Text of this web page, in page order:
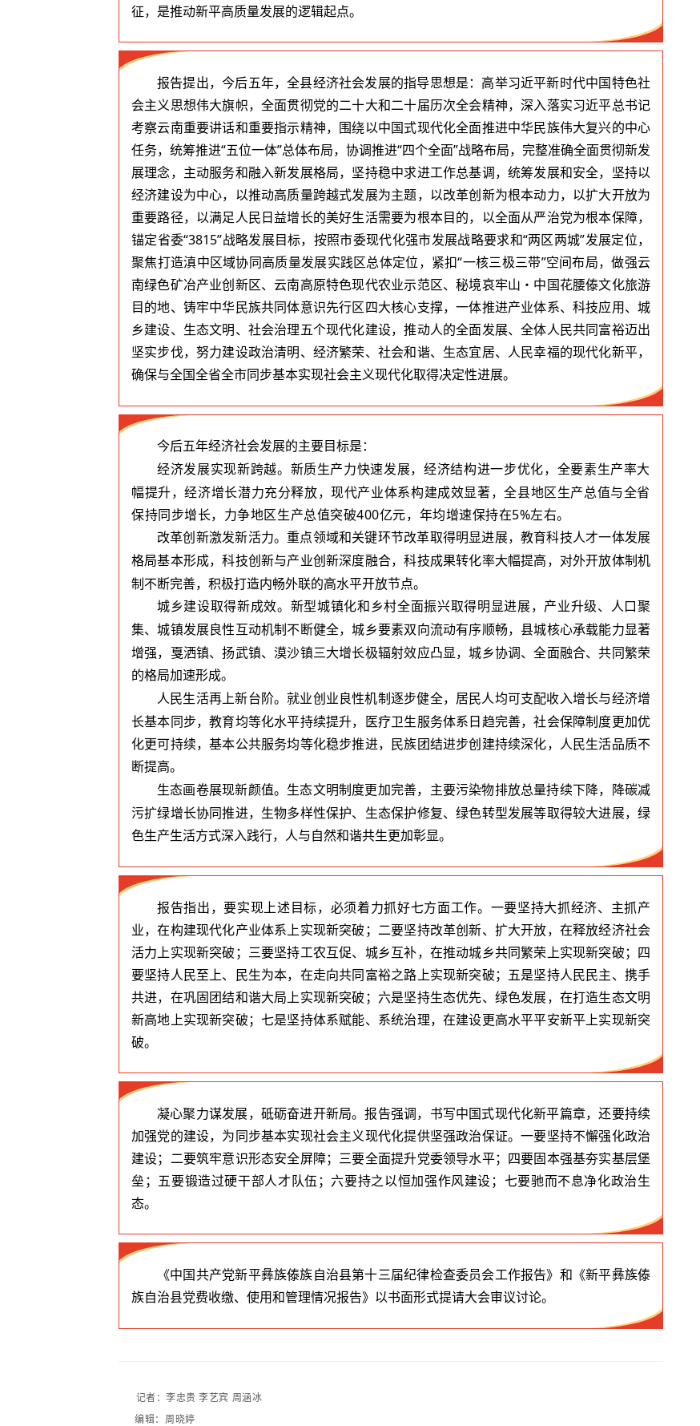
征，是推动新平高质量发展的逻辑起点。
报告提出，今后五年，全县经济社会发展的指导思想是：高举习近平新时代中国特色社
会主义思想伟大旗帜，全面贯彻党的二十大和二十届历次全会精神，深入落实习近平总书记
考察云南重要讲话和重要指示精神，围绕以中国式现代化全面推进中华民族伟大复兴的中心
任务，统筹推进“五位一体”总体布局，协调推进“四个全面”战略布局，完整准确全面贯彻新发
展理念，主动服务和融入新发展格局，坚持稳中求进工作总基调，统筹发展和安全，坚持以
经济建设为中心，以推动高质量跨越式发展为主题，以改革创新为根本动力，以扩大开放为
重要路径，以满足人民日益增长的美好生活需要为根本目的，以全面从严治党为根本保障，
锚定省委“3815”战略发展目标，按照市委现代化强市发展战略要求和“两区两城”发展定位，
聚焦打造滇中区域协同高质量发展实践区总体定位，紧扣“一核三极三带”空间布局，做强云
南绿色矿冶产业创新区、云南高原特色现代农业示范区、秘境哀牢山・中国花腰傣文化旅游
目的地、铸牢中华民族共同体意识先行区四大核心支撑，一体推进产业体系、科技应用、城
乡建设、生态文明、社会治理五个现代化建设，推动人的全面发展、全体人民共同富裕迈出
坚实步伐，努力建设政治清明、经济繁荣、社会和谐、生态宜居、人民幸福的现代化新平，
确保与全国全省全市同步基本实现社会主义现代化取得决定性进展。
今后五年经济社会发展的主要目标是：
经济发展实现新跨越。新质生产力快速发展，经济结构进一步优化，全要素生产率大
幅提升，经济增长潜力充分释放，现代产业体系构建成效显著，全县地区生产总值与全省
保持同步增长，力争地区生产总值突破400亿元，年均增速保持在5%左右。
改革创新激发新活力。重点领域和关键环节改革取得明显进展，教育科技人才一体发展
格局基本形成，科技创新与产业创新深度融合，科技成果转化率大幅提高，对外开放体制机
制不断完善，积极打造内畅外联的高水平开放节点。
城乡建设取得新成效。新型城镇化和乡村全面振兴取得明显进展，产业升级、人口聚
集、城镇发展良性互动机制不断健全，城乡要素双向流动有序顺畅，县城核心承载能力显著
增强，戛洒镇、扬武镇、漠沙镇三大增长极辐射效应凸显，城乡协调、全面融合、共同繁荣
的格局加速形成。
人民生活再上新台阶。就业创业良性机制逐步健全，居民人均可支配收入增长与经济增
长基本同步，教育均等化水平持续提升，医疗卫生服务体系日趋完善，社会保障制度更加优
化更可持续，基本公共服务均等化稳步推进，民族团结进步创建持续深化，人民生活品质不
断提高。
生态画卷展现新颜值。生态文明制度更加完善，主要污染物排放总量持续下降，降碳减
污扩绿增长协同推进，生物多样性保护、生态保护修复、绿色转型发展等取得较大进展，绿
色生产生活方式深入践行，人与自然和谐共生更加彰显。
报告指出，要实现上述目标，必须着力抓好七方面工作。一要坚持大抓经济、主抓产
业，在构建现代化产业体系上实现新突破；二要坚持改革创新、扩大开放，在释放经济社会
活力上实现新突破；三要坚持工农互促、城乡互补，在推动城乡共同繁荣上实现新突破；四
要坚持人民至上、民生为本，在走向共同富裕之路上实现新突破；五是坚持人民民主、携手
共进，在巩固团结和谐大局上实现新突破；六是坚持生态优先、绿色发展，在打造生态文明
新高地上实现新突破；七是坚持体系赋能、系统治理，在建设更高水平平安新平上实现新突
破。
凝心聚力谋发展，砥砺奋进开新局。报告强调，书写中国式现代化新平篇章，还要持续
加强党的建设，为同步基本实现社会主义现代化提供坚强政治保证。一要坚持不懈强化政治
建设；二要筑牢意识形态安全屏障；三要全面提升党委领导水平；四要固本强基夯实基层堡
垒；五要锻造过硬干部人才队伍；六要持之以恒加强作风建设；七要驰而不息净化政治生
态。
《中国共产党新平彝族傣族自治县第十三届纪律检查委员会工作报告》和《新平彝族傣
族自治县党费收缴、使用和管理情况报告》以书面形式提请大会审议讨论。
记者：李忠贵 李艺宾 周涵冰
编辑：周晓婷